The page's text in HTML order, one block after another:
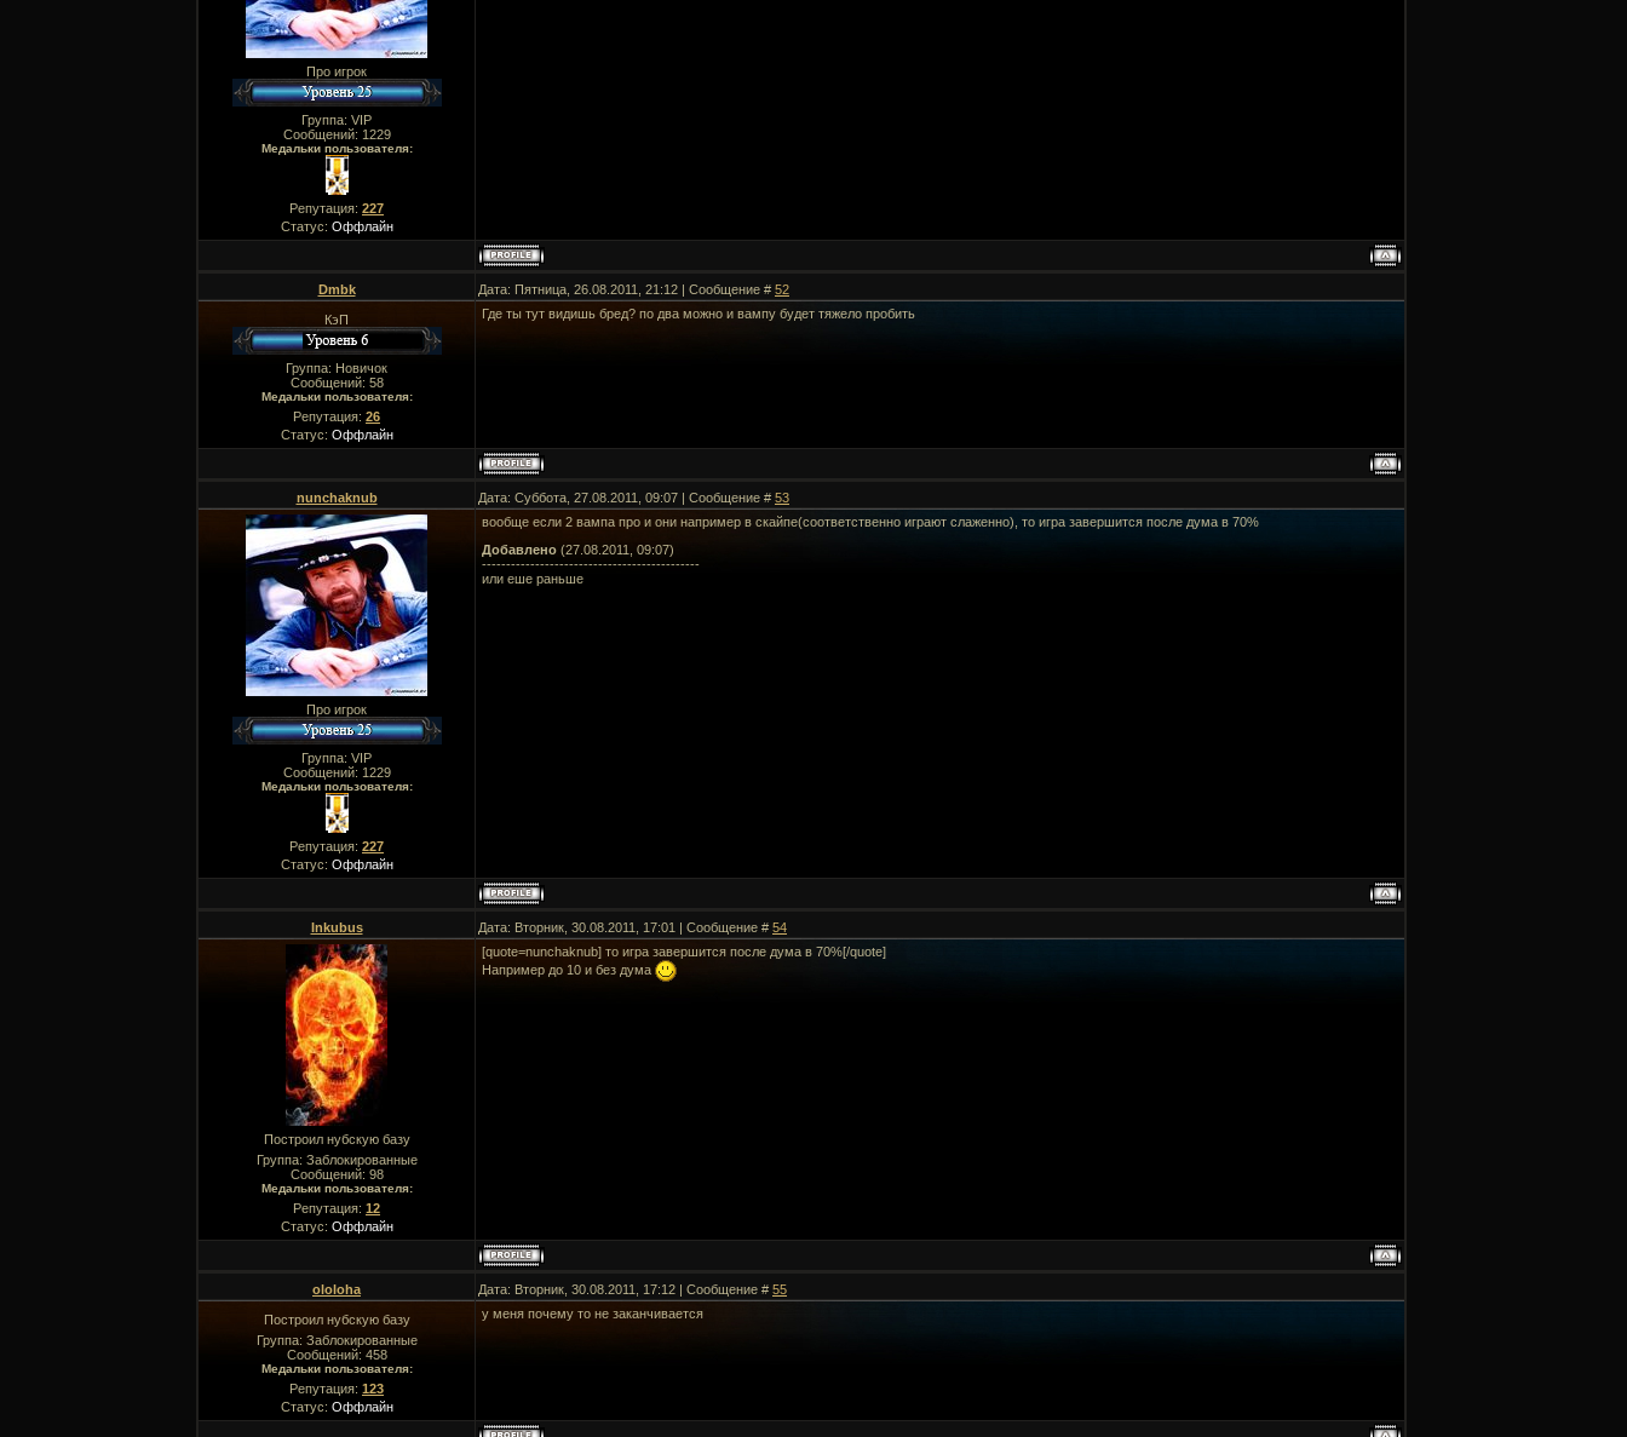
Про игрок
Группа: VIP
Сообщений: 1229
Медальки пользователя:
Репутация: 227
Статус: Оффлайн
Dmbk Дата: Пятница, 26.08.2011, 21:12 | Сообщение # 52
КэП
Группа: Новичок
Сообщений: 58
Медальки пользователя:
Репутация: 26
Статус: Оффлайн
Где ты тут видишь бред? по два можно и вампу будет тяжело пробить
nunchaknub Дата: Суббота, 27.08.2011, 09:07 | Сообщение # 53
Про игрок
Группа: VIP
Сообщений: 1229
Медальки пользователя:
Репутация: 227
Статус: Оффлайн
вообще если 2 вампа про и они например в скайпе(соответственно играют слаженно), то игра завершится после дума в 70%
Добавлено (27.08.2011, 09:07)
---------------------------------------------
или еше раньше
Inkubus Дата: Вторник, 30.08.2011, 17:01 | Сообщение # 54
Построил нубскую базу
Группа: Заблокированные
Сообщений: 98
Медальки пользователя:
Репутация: 12
Статус: Оффлайн
[quote=nunchaknub] то игра завершится после дума в 70%[/quote]
Например до 10 и без дума
ololoha Дата: Вторник, 30.08.2011, 17:12 | Сообщение # 55
Построил нубскую базу
Группа: Заблокированные
Сообщений: 458
Медальки пользователя:
Репутация: 123
Статус: Оффлайн
у меня почему то не заканчивается